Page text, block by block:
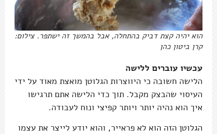
הוא יהיה קצת דביק בהתחלה, אבל בהמשך זה ישתפר. צילום:
קרן ביטון כהן
עכשיו עוברים ללישה
הלישה חשובה כי היווצרות הגלוטן מואצת מאוד על ידי
העיסוי שהבצק מקבל. תוך כדי הלישה אתם תרגישו
איך הוא נהיה יותר ויותר קפיצי ונוח לעבודה.
הגלוטן הזה הוא לא פראייר, והוא יודע לייצר את עצמו